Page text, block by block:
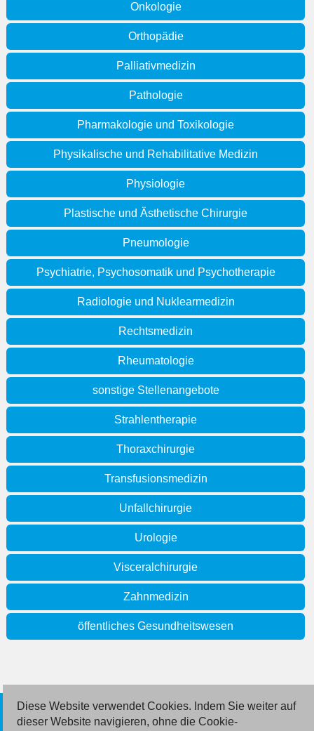
Onkologie
Orthopädie
Palliativmedizin
Pathologie
Pharmakologie und Toxikologie
Physikalische und Rehabilitative Medizin
Physiologie
Plastische und Ästhetische Chirurgie
Pneumologie
Psychiatrie, Psychosomatik und Psychotherapie
Radiologie und Nuklearmedizin
Rechtsmedizin
Rheumatologie
sonstige Stellenangebote
Strahlentherapie
Thoraxchirurgie
Transfusionsmedizin
Unfallchirurgie
Urologie
Visceralchirurgie
Zahnmedizin
öffentliches Gesundheitswesen
© 2026 Deutsche Jobmarkt GmbH
Diese Website verwendet Cookies. Indem Sie weiter auf
dieser Website navigieren, ohne die Cookie-